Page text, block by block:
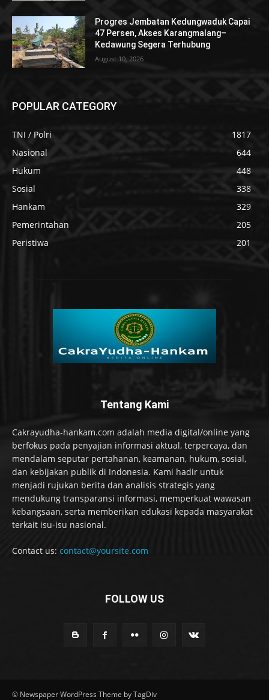
Progres Jembatan Kedungwaduk Capai
47 Persen, Akses Karangmalang–
Kedawung Segera Terhubung
August 10, 2026
POPULAR CATEGORY
TNI / Polri
1817
Nasional
644
Hukum
448
Sosial
338
Hankam
329
Pemerintahan
205
Peristiwa
201
Tentang Kami
Cakrayudha-hankam.com adalah media digital/online yang
berfokus pada penyajian informasi aktual, terpercaya, dan
mendalam seputar pertahanan, keamanan, hukum, sosial,
dan kebijakan publik di Indonesia. Kami hadir untuk
menjadi rujukan berita dan analisis strategis yang
mendukung transparansi informasi, memperkuat wawasan
kebangsaan, serta memberikan edukasi kepada masyarakat
terkait isu-isu nasional.
Contact us: contact@yoursite.com
FOLLOW US
© Newspaper WordPress Theme by TagDiv